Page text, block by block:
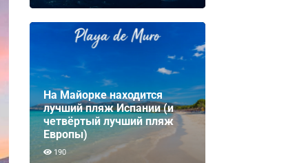
На Майорке находится
лучший пляж Испании (и
четвёртый лучший пляж
Европы)
190